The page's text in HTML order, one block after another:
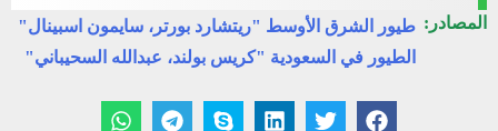
المصادر: طيور الشرق الأوسط "ريتشارد بورتر، سايمون اسبينال"
الطيور في السعودية "كريس بولند، عبدالله السحيباني"